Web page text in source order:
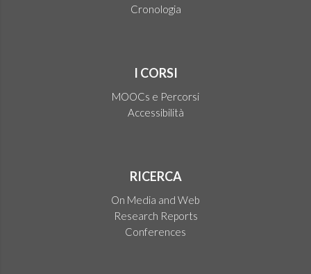
Cronologia
I CORSI
MOOCs e Percorsi
Accessibilità
RICERCA
On Media and Web
Research Reports
Conferences